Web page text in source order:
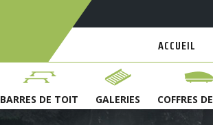
ACCUEIL
BARRES DE TOIT GALERIES COFFRES